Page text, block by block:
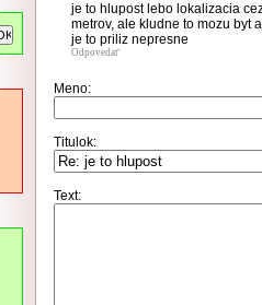
je to hlupost lebo lokalizacia
metrov, ale kludne to mozu byt
je to priliz nepresne
Odpovedať
Meno:
Titulok:
Text: